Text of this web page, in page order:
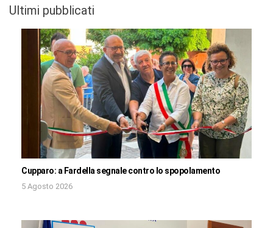
Ultimi pubblicati
Cupparo: a Fardella segnale contro lo spopolamento
5 Agosto 2026